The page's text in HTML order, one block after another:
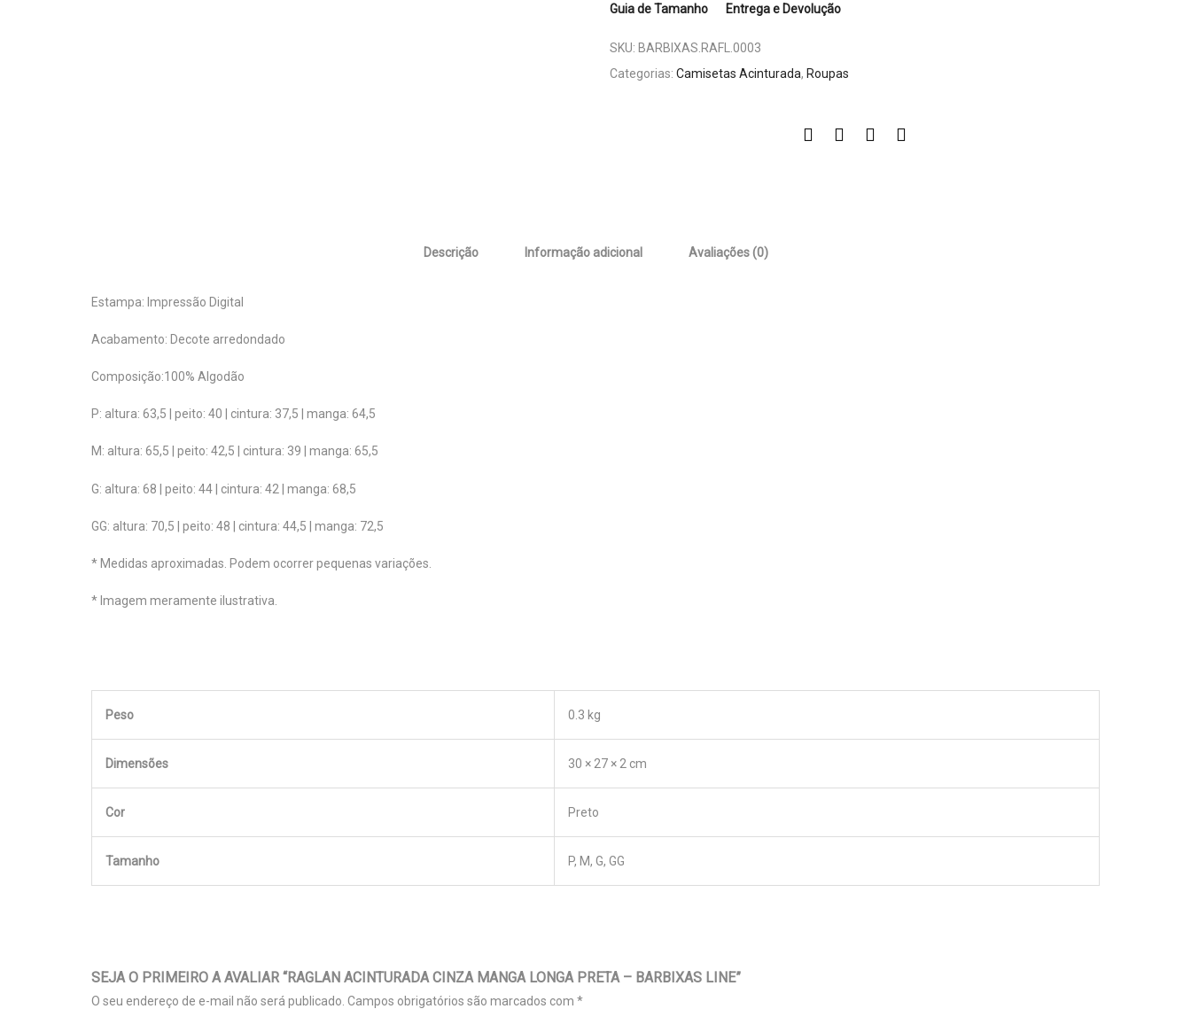
Guia de Tamanho Entrega e Devolução
SKU: BARBIXAS.RAFL.0003
Categorias: Camisetas Acinturada, Roupas
Descrição Informação adicional Avaliações (0)
Estampa: Impressão Digital
Acabamento: Decote arredondado
Composição:100% Algodão
P: altura: 63,5 | peito: 40 | cintura: 37,5 | manga: 64,5
M: altura: 65,5 | peito: 42,5 | cintura: 39 | manga: 65,5
G: altura: 68 | peito: 44 | cintura: 42 | manga: 68,5
GG: altura: 70,5 | peito: 48 | cintura: 44,5 | manga: 72,5
* Medidas aproximadas. Podem ocorrer pequenas variações.
* Imagem meramente ilustrativa.
Peso 0.3 kg
Dimensões 30 × 27 × 2 cm
Cor Preto
Tamanho P, M, G, GG
SEJA O PRIMEIRO A AVALIAR “RAGLAN ACINTURADA CINZA MANGA LONGA PRETA – BARBIXAS LINE”
O seu endereço de e-mail não será publicado. Campos obrigatórios são marcados com *